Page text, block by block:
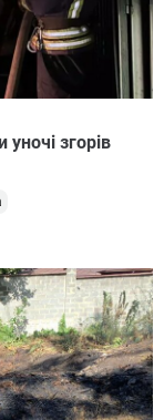
згорів